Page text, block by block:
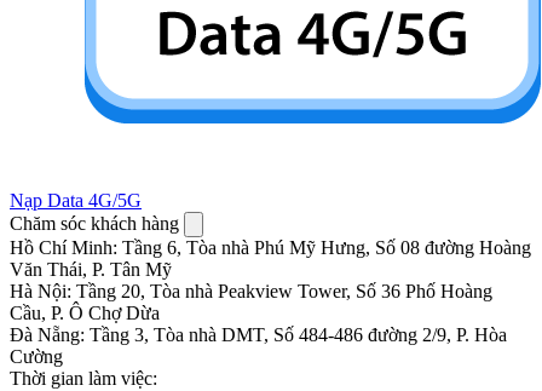
Nạp Data 4G/5G
Chăm sóc khách hàng
Hồ Chí Minh: Tầng 6, Tòa nhà Phú Mỹ Hưng, Số 08 đường Hoàng
Văn Thái, P. Tân Mỹ
Hà Nội: Tầng 20, Tòa nhà Peakview Tower, Số 36 Phố Hoàng
Cầu, P. Ô Chợ Dừa
Đà Nẵng: Tầng 3, Tòa nhà DMT, Số 484-486 đường 2/9, P. Hòa
Cường
Thời gian làm việc: